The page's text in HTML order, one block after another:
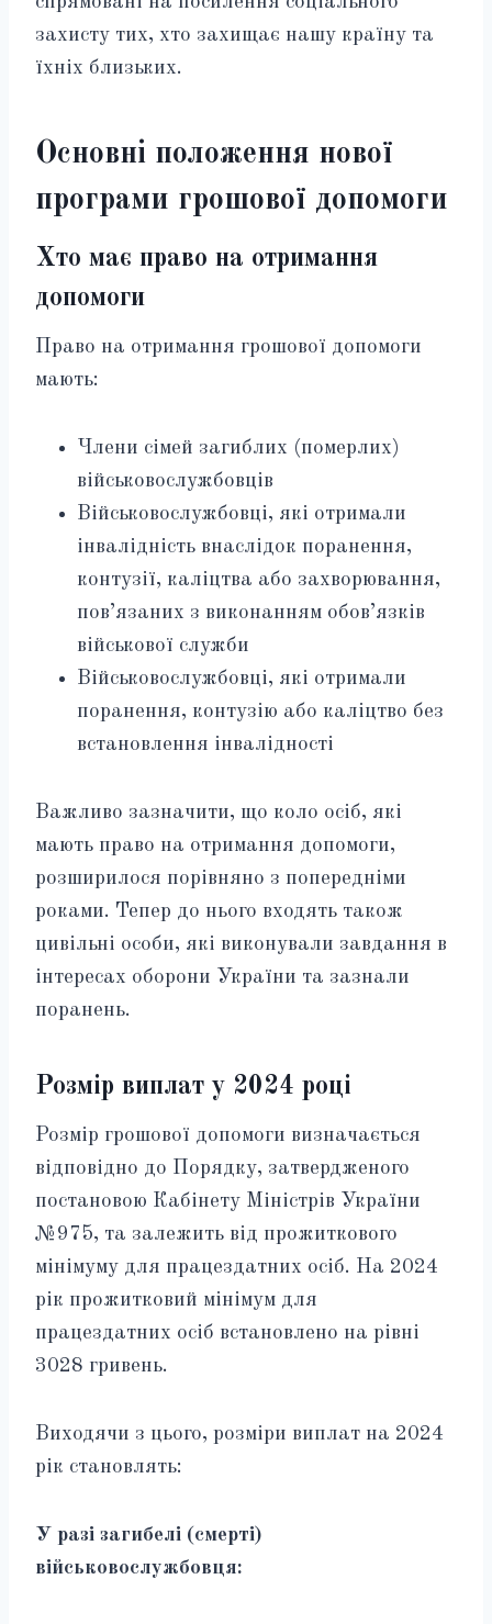
захисту тих, хто захищає нашу країну та
їхніх близьких.
Основні положення нової
програми грошової допомоги
Хто має право на отримання
допомоги
Право на отримання грошової допомоги
мають:
Члени сімей загиблих (померлих)
військовослужбовців
Військовослужбовці, які отримали
інвалідність внаслідок поранення,
контузії, каліцтва або захворювання,
пов’язаних з виконанням обов’язків
військової служби
Військовослужбовці, які отримали
поранення, контузію або каліцтво без
встановлення інвалідності
Важливо зазначити, що коло осіб, які
мають право на отримання допомоги,
розширилося порівняно з попередніми
роками. Тепер до нього входять також
цивільні особи, які виконували завдання в
інтересах оборони України та зазнали
поранень.
Розмір виплат у 2024 році
Розмір грошової допомоги визначається
відповідно до Порядку, затвердженого
постановою Кабінету Міністрів України
№975, та залежить від прожиткового
мінімуму для працездатних осіб. На 2024
рік прожитковий мінімум для
працездатних осіб встановлено на рівні
3028 гривень.
Виходячи з цього, розміри виплат на 2024
рік становлять:
У разі загибелі (смерті)
військовослужбовця: